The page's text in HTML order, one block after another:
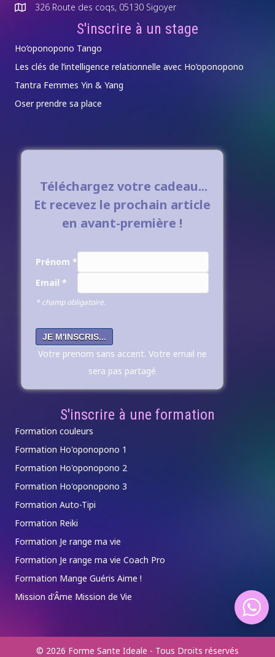
326 Route des coqs, 05130 Sigoyer
S'inscrire à un stage
Ho’oponopono Tango
Les clés de l’intelligence relationnelle avec Ho’oponopono
Tantra Femmes Yin & Yang
Oser prendre sa place
Téléchargez votre cadeau...
Et recevez le prochain article
en avant-première !
Prénom *
Email *
* champ obligatoire.
Votre prenom sans accent. Votre email ne
sera pas partagé
S'inscrire à une formation
Formation couleurs
Formation Ho'oponopono 1
Formation Ho'oponopono 2
Formation Ho'oponopono 3
Formation Auto-Tipi
Formation Reiki
Formation Je range ma vie
Formation Je range ma vie Coach Pro
Formation Mange Guéris Aime !
Mission d'Âme Mission de Vie
© 2026 Forme Sante Ideale - Tous Droits réservés